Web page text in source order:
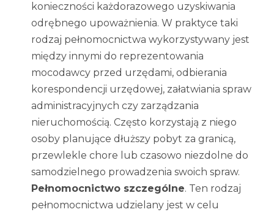
konieczności każdorazowego uzyskiwania
odrębnego upoważnienia. W praktyce taki
rodzaj pełnomocnictwa wykorzystywany jest
między innymi do reprezentowania
mocodawcy przed urzędami, odbierania
korespondencji urzędowej, załatwiania spraw
administracyjnych czy zarządzania
nieruchomością. Często korzystają z niego
osoby planujące dłuższy pobyt za granicą,
przewlekle chore lub czasowo niezdolne do
samodzielnego prowadzenia swoich spraw.
Pełnomocnictwo szczególne. Ten rodzaj
pełnomocnictwa udzielany jest w celu